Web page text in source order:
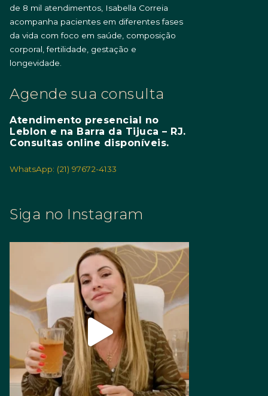
de 8 mil atendimentos, Isabella Correia
acompanha pacientes em diferentes fases
da vida com foco em saúde, composição
corporal, fertilidade, gestação e
longevidade.
Agende sua consulta
Atendimento presencial no
Leblon e na Barra da Tijuca – RJ.
Consultas online disponíveis.
WhatsApp: (21) 97672-4133
Siga no Instagram